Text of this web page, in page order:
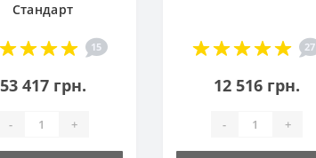
Стандарт
15
53 417 грн.
- +
27
12 516 грн.
- +